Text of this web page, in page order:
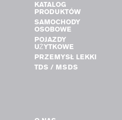
KATALOG
PRODUKTÓW
SAMOCHODY
OSOBOWE
POJAZDY
UŻYTKOWE
PRZEMYSŁ LEKKI
TDS / MSDS